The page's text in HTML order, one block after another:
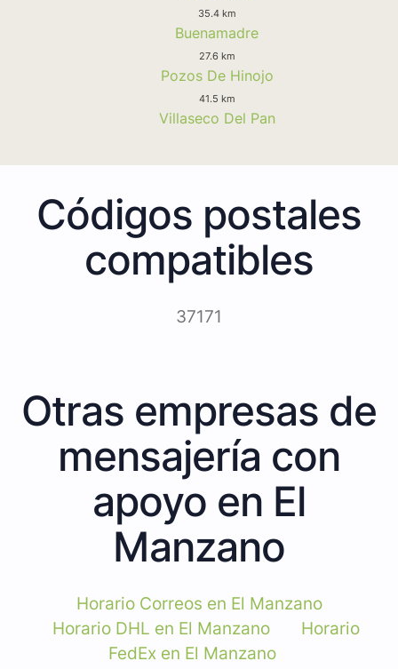
35.4 km
Buenamadre
27.6 km
Pozos De Hinojo
41.5 km
Villaseco Del Pan
Códigos postales
compatibles
37171
Otras empresas de
mensajería con
apoyo en El
Manzano
Horario Correos en El Manzano
Horario DHL en El Manzano
Horario
FedEx en El Manzano